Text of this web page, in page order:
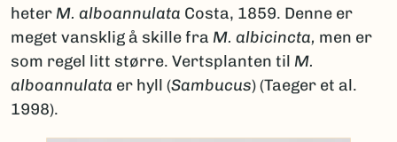
heter M. alboannulata Costa, 1859. Denne er
meget vansklig å skille fra M. albicincta, men er
som regel litt større. Vertsplanten til M.
alboannulata er hyll (Sambucus) (Taeger et al.
1998).